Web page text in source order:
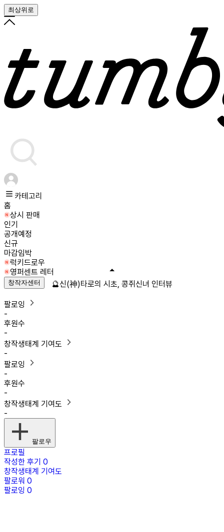
최상위로
카테고리
홈
상시 판매
인기
공개예정
신규
마감임박
럭키드로우
영퍼센트 레터
창작자센터
팔로잉
-
후원수
-
창작생태계 기여도
-
팔로잉
-
후원수
-
창작생태계 기여도
-
팔로우
프로필
작성한 후기 0
창작생태계 기여도
팔로워 0
팔로잉 0
🔮신(神)타로의 시초, 콩쥐신녀 인터뷰